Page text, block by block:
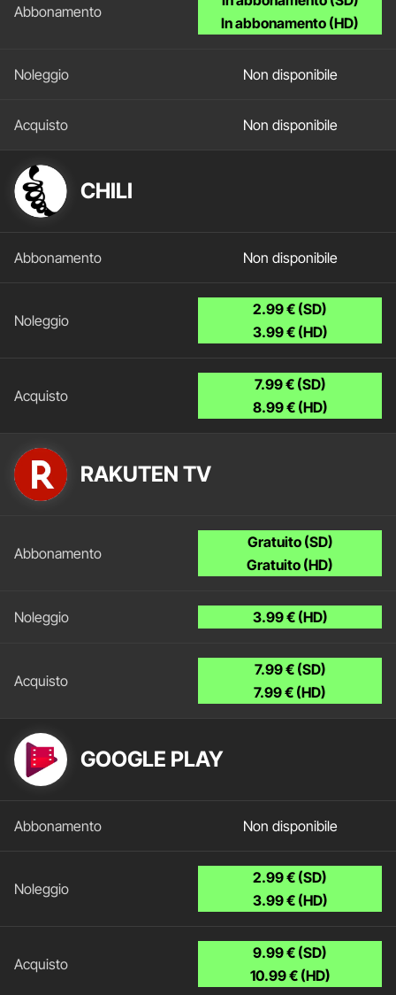
In abbonamento (HD)
Non disponibile
Non disponibile
CHILI
Non disponibile
2.99 € (SD)
3.99 € (HD)
7.99 € (SD)
8.99 € (HD)
RAKUTEN TV
Gratuito (SD)
Gratuito (HD)
3.99 € (HD)
7.99 € (SD)
7.99 € (HD)
GOOGLE PLAY
Non disponibile
2.99 € (SD)
3.99 € (HD)
9.99 € (SD)
10.99 € (HD)